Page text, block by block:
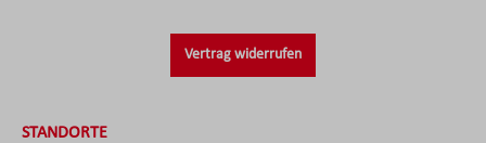
Vertrag widerrufen
STANDORTE